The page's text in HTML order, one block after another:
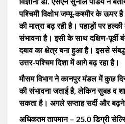
विज्ञानी डा. एसएन सुनील पांडेय ने
पश्चिमी विक्षोभ जम्मू-कश्मीर के ऊपर
की मात्रा बढ़ रही है। पहाड़ों पर हल्की
संभावना है। इसी के साथ दक्षिण-पूर्वी
दबाव का क्षेत्र बना हुआ है। इससे
उत्तर-पश्चिम दिशा में आगे बढ़ रहा है।
मौसम विभाग ने कानपुर मंडल में कुछ
की संभावना जताई है, लेकिन सुबह व
सकता है। अगले सप्ताह सर्दी और
अधिकतम तापमान – 25.0 डिग्री